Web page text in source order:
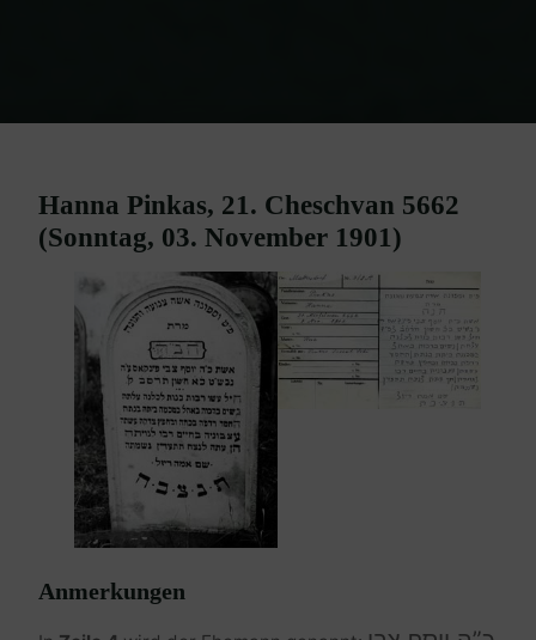
Hanna Pinkas, 21. Cheschvan 5662
(Sonntag, 03. November 1901)
Anmerkungen